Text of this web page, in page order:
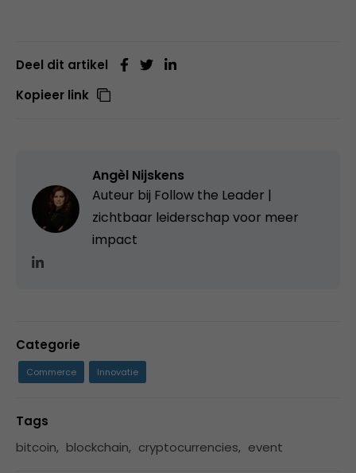
Deel dit artikel
Kopieer link
Angèl Nijskens
Auteur bij Follow the Leader |
zichtbaar leiderschap voor meer
impact
Categorie
Commerce Innovatie
Tags
bitcoin, blockchain, cryptocurrencies, event